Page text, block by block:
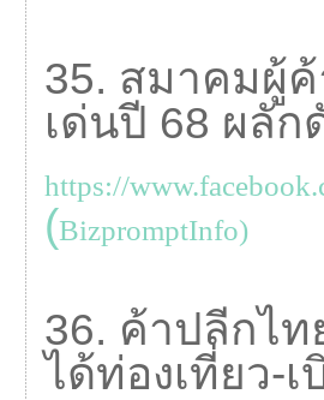
35. สมาคมผู้
เด่นปี 68 ผลั
https://
(BizpromptInfo)
36. ค้าปลีกไ
ได้ท่องเที่ยว-